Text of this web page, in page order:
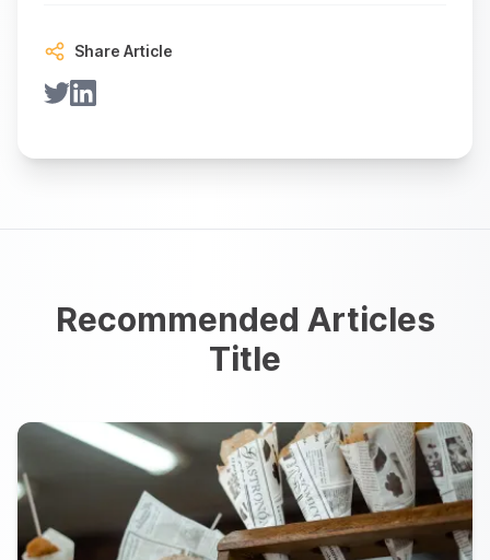
Share Article
Recommended Articles
Title